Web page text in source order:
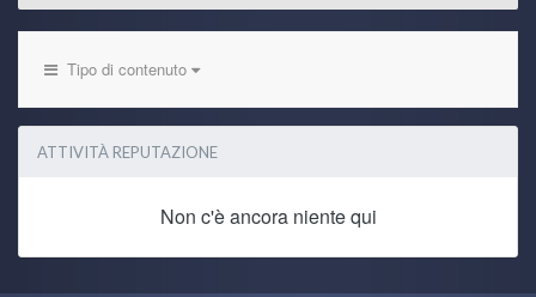
Tipo di contenuto
ATTIVITÀ REPUTAZIONE
Non c'è ancora niente qui